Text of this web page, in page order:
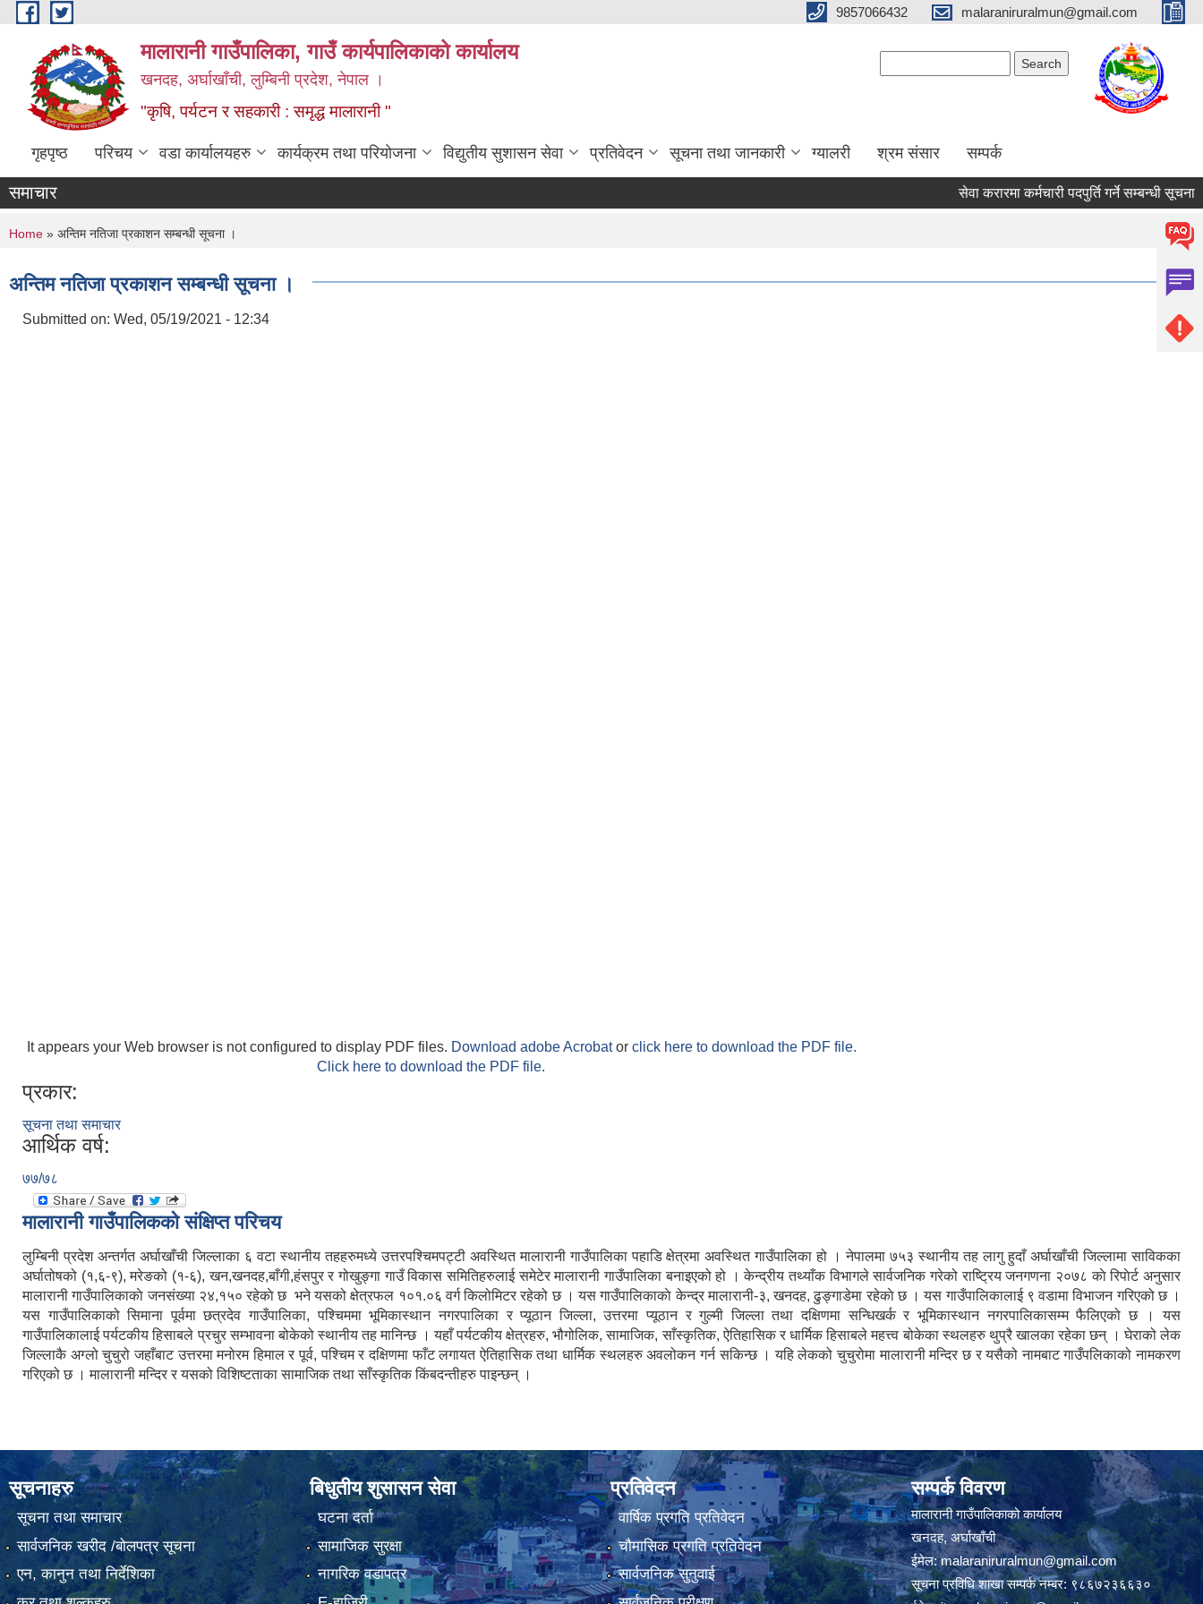
Skip to main content 9857066432 malaraniruralmun@gmail.com
मालारानी गाउँपालिका, गाउँ कार्यपालिकाको कार्यालय
खनदह, अर्घाखाँची, लुम्बिनी प्रदेश, नेपाल ।
"कृषि, पर्यटन र सहकारी : समृद्ध मालारानी "
गृहपृष्ठ परिचय वडा कार्यालयहरु कार्यक्रम तथा परियोजना विद्युतीय सुशासन सेवा प्रतिवेदन सूचना तथा जानकारी ग्यालरी श्रम संसार सम्पर्क
समाचार सेवा करारमा कर्मचारी पदपुर्ति गर्ने सम्बन्धी सूचना ।
You are here
Home » अन्तिम नतिजा प्रकाशन सम्बन्धी सूचना ।
अन्तिम नतिजा प्रकाशन सम्बन्धी सूचना ।
Submitted on: Wed, 05/19/2021 - 12:34
It appears your Web browser is not configured to display PDF files. Download adobe Acrobator click here to download the PDF file.
Click here to download the PDF file.
प्रकार:
सूचना तथा समाचार
आर्थिक वर्ष:
७७/७८
मालारानी गाउँपालिकको संक्षिप्त परिचय
लुम्बिनी प्रदेश अन्तर्गत अर्घाखाँची जिल्लाका ६ वटा स्थानीय तहहरुमध्ये उत्तरपश्चिमपट्टी अवस्थित मालारानी गाउँपालिका पहाडि क्षेत्रमा अवस्थित गाउँपालिका हो । नेपालमा ७५३ स्थानीय तह लागु हुदाँ अर्घाखाँची जिल्लामा साविकका
अर्घातोषको (१,६-९), मरेङको (१-६), खन,खनदह,बाँगी,हंसपुर र गोखुङ्गा गाउँ विकास समितिहरुलाई समेटेर मालारानी गाउँपालिका बनाइएको हो । केन्द्रीय तथ्याँक विभागले सार्वजनिक गरेको राष्ट्रिय जनगणना २०७८ काे रिपाेर्ट अनुसार
मालारानी गाउँपालिकाकाे जनसंख्या २४,१५० रहेकाे छ भने यसको क्षेत्रफल १०१.०६ वर्ग किलोमिटर रहेको छ । यस गाउँपालिकाकाे केन्द्र मालारानी-३, खनदह, ढुङ्गाडेमा रहेकाे छ । यस गाउँपालिकालाई ९ वडामा विभाजन गरिएको छ ।
यस गाउँपालिकाको सिमाना पूर्वमा छत्रदेव गाउँपालिका, पश्चिममा भूमिकास्थान नगरपालिका र प्यूठान जिल्ला, उत्तरमा प्यूठान र गुल्मी जिल्ला तथा दक्षिणमा सन्धिखर्क र भूमिकास्थान नगरपालिकासम्म फैलिएको छ । यस
गाउँपालिकालाई पर्यटकीय हिसाबले प्रचुर सम्भावना बोकेको स्थानीय तह मानिन्छ । यहाँ पर्यटकीय क्षेत्रहरु, भौगोलिक, सामाजिक, साँस्कृतिक, ऐतिहासिक र धार्मिक हिसाबले महत्त्व बोकेका स्थलहरु थुप्रै खालका रहेका छन् । घेराको लेक
जिल्लाकै अग्लो चुचुरो जहाँबाट उत्तरमा मनोरम हिमाल र पूर्व, पश्चिम र दक्षिणमा फाँट लगायत ऐतिहासिक तथा धार्मिक स्थलहरु अवलोकन गर्न सकिन्छ । यहि लेकको चुचुरोमा मालारानी मन्दिर छ र यसैको नामबाट गाउँपलिकाको नामकरण
गरिएको छ । मालारानी मन्दिर र यसको विशिष्टताका सामाजिक तथा साँस्कृतिक किंबदन्तीहरु पाइन्छन् ।
सूचनाहरु
सूचना तथा समाचार
सार्वजनिक खरीद /बोलपत्र सूचना
एन, कानुन तथा निर्देशिका
बिधुतीय शुसासन सेवा
घटना दर्ता
सामाजिक सुरक्षा
नागरिक वडापत्र
प्रतिवेदन
वार्षिक प्रगति प्रतिवेदन
चौमासिक प्रगति प्रतिवेदन
सार्वजनिक सुनुवाई
सम्पर्क विवरण
मालारानी गाउँपालिकाको कार्यालय
खनदह, अर्घाखाँची
ईमेल:malaraniruralmun@gmail.com
सूचना प्रविधि शाखा सम्पर्क नम्बर: ९८६७२३६६३०